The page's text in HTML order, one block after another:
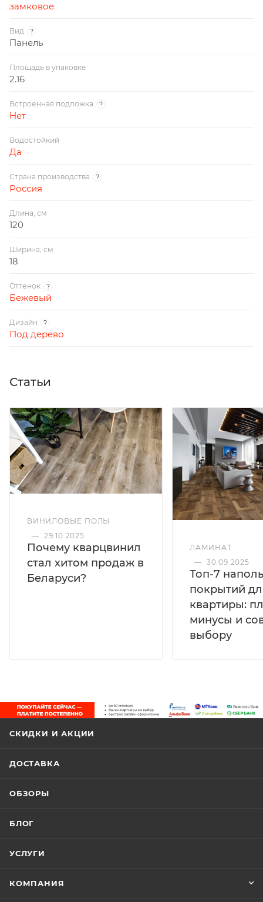
замковое
Вид ?
Панель
Площадь в упаковке
2.16
Встроенная подложка ?
Нет
Водостойкий
Да
Страна производства ?
Россия
Длина, см
120
Ширина, см
18
Оттенок ?
Бежевый
Дизайн ?
Под дерево
Статьи
ВИНИЛОВЫЕ ПОЛЫ
— 29.10.2025
Почему кварцвинил
стал хитом продаж в
Беларуси?
ЛАМИНАТ
— 30.09.2025
Топ-7
покрытий
квартиры:
минусы и
выбору
СКИДКИ И АКЦИИ
ДОСТАВКА
ОБЗОРЫ
БЛОГ
УСЛУГИ
КОМПАНИЯ